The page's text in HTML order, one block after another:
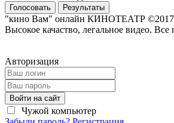
Голосовать Результаты
"кино Вам" онлайн КИНОТЕАТР ©2017
Высокое качаство, легальное видео.
Авторизация
Войти на сайт
Чужой компьютер